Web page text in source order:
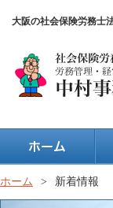
大阪の社会保険労務士
ホーム > 新着情報